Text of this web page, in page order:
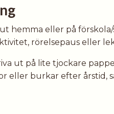
hemma eller på
rörelsepaus eller
ut på lite tjockare
eller burkar efter årstid,